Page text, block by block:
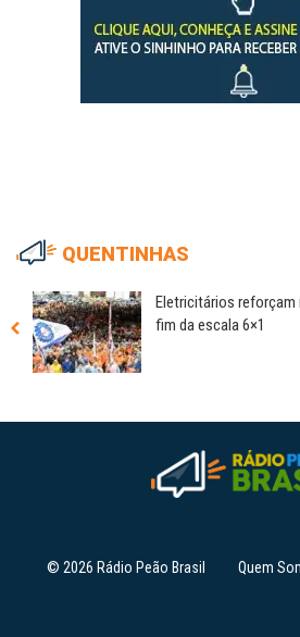
QUENTINHAS
Eletricitários
fim da escala 6×1
© 2026 Rádio Peão Brasil Quem